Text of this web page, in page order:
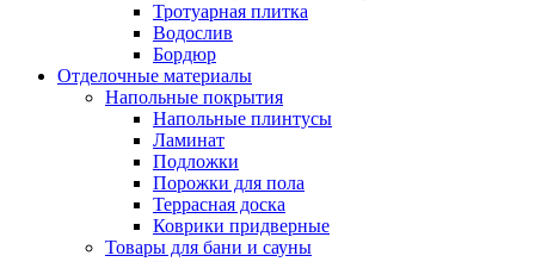
Тротуарная плитка
Водослив
Бордюр
Отделочные материалы
Напольные покрытия
Напольные плинтусы
Ламинат
Подложки
Порожки для пола
Террасная доска
Коврики придверные
Товары для бани и сауны